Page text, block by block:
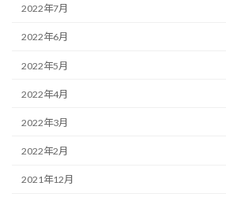
2022年7月
2022年6月
2022年5月
2022年4月
2022年3月
2022年2月
2021年12月